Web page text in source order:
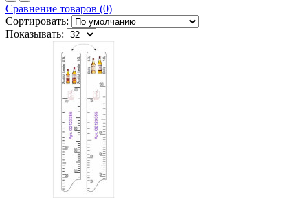
Сравнение товаров (0)
Сортировать:
Показывать: